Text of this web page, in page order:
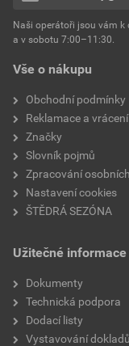
Environmentální
Stáhnout
Velikost
hmotnost
typ výrobku
faktor difuzního
Vše o nákupu
Obchodní podmínky
Reklamace a
Značky
Slovník pojmů
Zpracování
Nastavení cookies
ŠTĚDRÁ SEZÓNA
Užitečné informace
Dokumenty
Technická podpora
Dodací listy
Vystavování
Naši operátoři jsou vám k
a v sobotu 7:00–11:30.